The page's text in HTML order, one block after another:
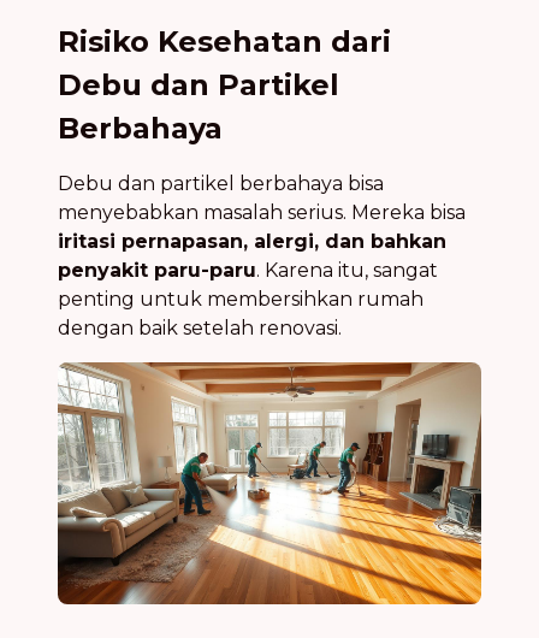
Risiko Kesehatan dari
Debu dan Partikel
Berbahaya
Debu dan partikel berbahaya bisa
menyebabkan masalah serius. Mereka bisa
iritasi pernapasan, alergi, dan bahkan
penyakit paru-paru. Karena itu, sangat
penting untuk membersihkan rumah
dengan baik setelah renovasi.